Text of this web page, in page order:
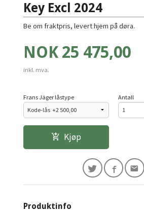
Key Excl 2024
Be om fraktpris, levert hjem på døra.
Pris
NOK 25 475,00
inkl. mva.
Frans Jäger låstype Antall
Kjøp
Produktinfo